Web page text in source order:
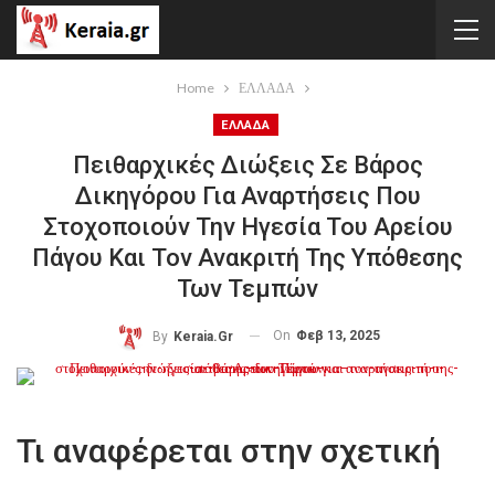
Home ΕΛΛΑΔΑ
ΕΛΛΑΔΑ
Πειθαρχικές Διώξεις Σε Βάρος
Δικηγόρου Για Αναρτήσεις Που
Στοχοποιούν Την Ηγεσία Του Αρείου
Πάγου Και Τον Ανακριτή Της Υπόθεσης
Των Τεμπών
By Keraia.gr On Φεβ 13, 2025
Τι αναφέρεται στην σχετική